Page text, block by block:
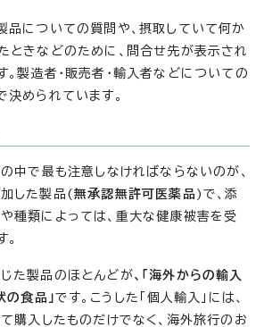
品についての質問や、摂取していて何か
ときなどのために、問合せ先が表示され
。製造者・販売者・輸入者などについての
決められています。
の中で最も注意しなければならないのが、
した製品(無承認無許可医薬品 )で、添
種類によっては、重大な健康被害を受
た製品のほとんどが、「海外からの輸入
の食品」です。こうした「個人輸入」には、
て購入したものだけでなく、海外旅行のお